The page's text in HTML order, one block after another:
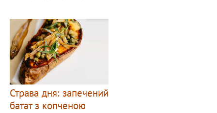
Страва дня: запечений
батат з копченою